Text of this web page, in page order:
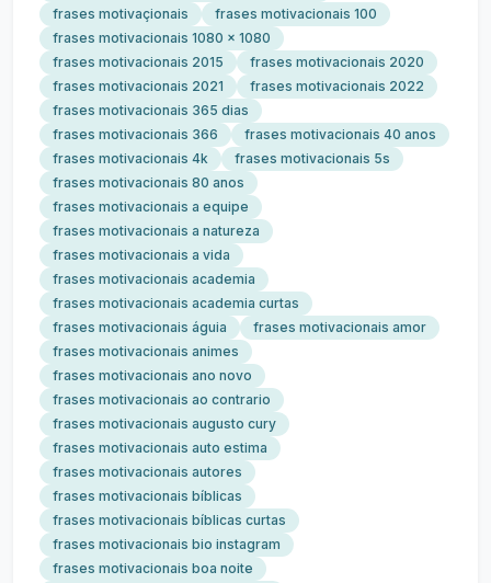
frases motivaçionais
frases motivacionais 100
frases motivacionais 1080 x 1080
frases motivacionais 2015
frases motivacionais 2020
frases motivacionais 2021
frases motivacionais 2022
frases motivacionais 365 dias
frases motivacionais 366
frases motivacionais 40 anos
frases motivacionais 4k
frases motivacionais 5s
frases motivacionais 80 anos
frases motivacionais a equipe
frases motivacionais a natureza
frases motivacionais a vida
frases motivacionais academia
frases motivacionais academia curtas
frases motivacionais águia
frases motivacionais amor
frases motivacionais animes
frases motivacionais ano novo
frases motivacionais ao contrario
frases motivacionais augusto cury
frases motivacionais auto estima
frases motivacionais autores
frases motivacionais bíblicas
frases motivacionais bíblicas curtas
frases motivacionais bio instagram
frases motivacionais boa noite